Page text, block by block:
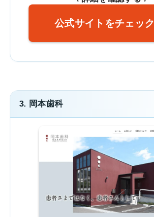
公式サイトをチェック
3. 岡本歯科